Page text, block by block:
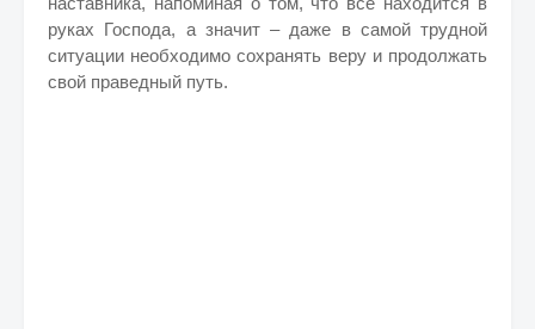
руках Господа, а значит – даже в самой трудной
ситуации необходимо сохранять веру и продолжать
свой праведный путь.